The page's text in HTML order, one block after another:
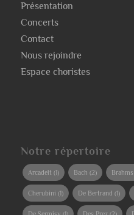
Présentation
Concerts
Contact
Nous rejoindre
Espace choristes
Notre répertoire
Arcadelt (1) Bach (2) Brahms
Cherubini (1) De Bertrand (1)